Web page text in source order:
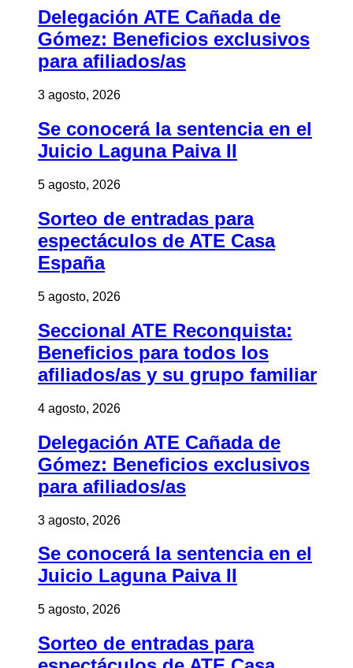
Delegación ATE Cañada de
Gómez: Beneficios exclusivos
para afiliados/as
3 agosto, 2026
Se conocerá la sentencia en el
Juicio Laguna Paiva II
5 agosto, 2026
Sorteo de entradas para
espectáculos de ATE Casa
España
5 agosto, 2026
Seccional ATE Reconquista:
Beneficios para todos los
afiliados/as y su grupo familiar
4 agosto, 2026
Delegación ATE Cañada de
Gómez: Beneficios exclusivos
para afiliados/as
3 agosto, 2026
Se conocerá la sentencia en el
Juicio Laguna Paiva II
5 agosto, 2026
Sorteo de entradas para